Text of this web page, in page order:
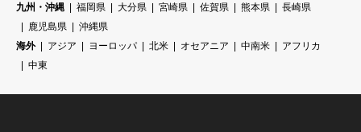
九州・沖縄
福岡県 大分県 宮崎県 佐賀県 熊本県
長崎県
鹿児島県
沖縄県
海外
アジア ヨーロッパ 北米 オセアニア 中南米
アフリカ
中東